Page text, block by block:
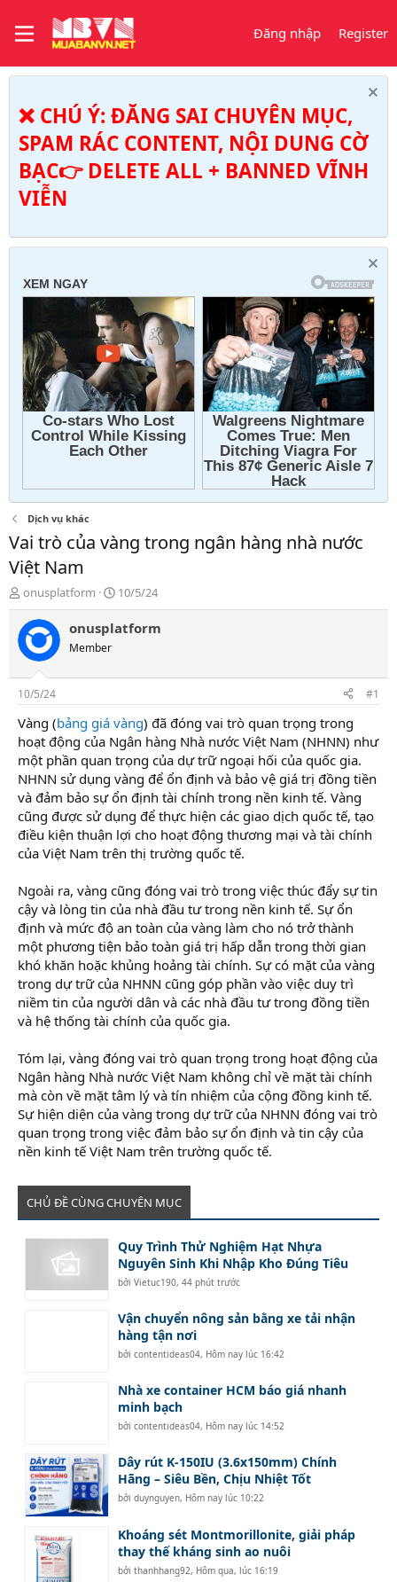
Đăng nhập Register
❌ CHÚ Ý: ĐĂNG SAI CHUYÊN MỤC,
SPAM RÁC CONTENT, NỘI DUNG CỜ
BẠC👉 DELETE ALL + BANNED VĨNH
VIỄN
Dịch vụ khác
Vai trò của vàng trong ngân hàng nhà nước
Việt Nam
T
h
r
e
a
s
t
a
t
e
r
onusplatform
N
g
à
10/5/24
onusplatform
Member
10/5/24 #1
Vàng (bảng giá vàng) đã đóng vai trò quan trọng trong
hoạt động của Ngân hàng Nhà nước Việt Nam (NHNN) như
một phần quan trọng của dự trữ ngoại hối của quốc gia.
NHNN sử dụng vàng để ổn định và bảo vệ giá trị đồng tiền
và đảm bảo sự ổn định tài chính trong nền kinh tế. Vàng
cũng được sử dụng để thực hiện các giao dịch quốc tế, tạo
điều kiện thuận lợi cho hoạt động thương mại và tài chính
của Việt Nam trên thị trường quốc tế.
Ngoài ra, vàng cũng đóng vai trò trong việc thúc đẩy sự tin
cậy và lòng tin của nhà đầu tư trong nền kinh tế. Sự ổn
định và mức độ an toàn của vàng làm cho nó trở thành
một phương tiện bảo toàn giá trị hấp dẫn trong thời gian
khó khăn hoặc khủng hoảng tài chính. Sự có mặt của vàng
trong dự trữ của NHNN cũng góp phần vào việc duy trì
niềm tin của người dân và các nhà đầu tư trong đồng tiền
và hệ thống tài chính của quốc gia.
Tóm lại, vàng đóng vai trò quan trọng trong hoạt động của
Ngân hàng Nhà nước Việt Nam không chỉ về mặt tài chính
mà còn về mặt tâm lý và tín nhiệm của cộng đồng kinh tế.
Sự hiện diện của vàng trong dự trữ của NHNN đóng vai trò
quan trọng trong việc đảm bảo sự ổn định và tin cậy của
nền kinh tế Việt Nam trên trường quốc tế.
CHỦ ĐỀ CÙNG CHUYÊN MỤC
Quy Trình Thử Nghiệm Hạt Nhựa
Nguyên Sinh Khi Nhập Kho Đúng Tiêu
bởiVietuc190,44 phút trước
Vận chuyển nông sản bằng xe tải nhận
hàng tận nơi
bởicontentideas04, Hôm nay lúc 16:42
Nhà xe container HCM báo giá nhanh
minh bạch
bởicontentideas04, Hôm nay lúc 14:52
Dây rút K-150IU (3.6x150mm) Chính
Hãng – Siêu Bền, Chịu Nhiệt Tốt
bởiduynguyen, Hôm nay lúc 10:22
Khoáng sét Montmorillonite, giải pháp
thay thế kháng sinh ao nuôi
bởithanhhang92, Hôm qua, lúc 16:19